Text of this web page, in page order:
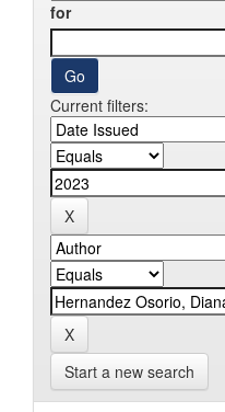
for
Current filters:
Start a new search